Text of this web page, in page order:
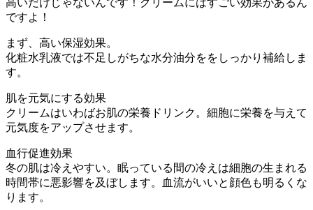
ですよ！
まず、高い保湿効果。
化粧水乳液では不足しがちな水分油分ををしっかり補給しま
す。
肌を元気にする効果
クリームはいわばお肌の栄養ドリンク。細胞に栄養を与えて
元気度をアップさせます。
血行促進効果
冬の肌は冷えやすい。眠っている間の冷えは細胞の生まれる
時間帯に悪影響を及ぼします。血流がいいと顔色も明るくな
ります。